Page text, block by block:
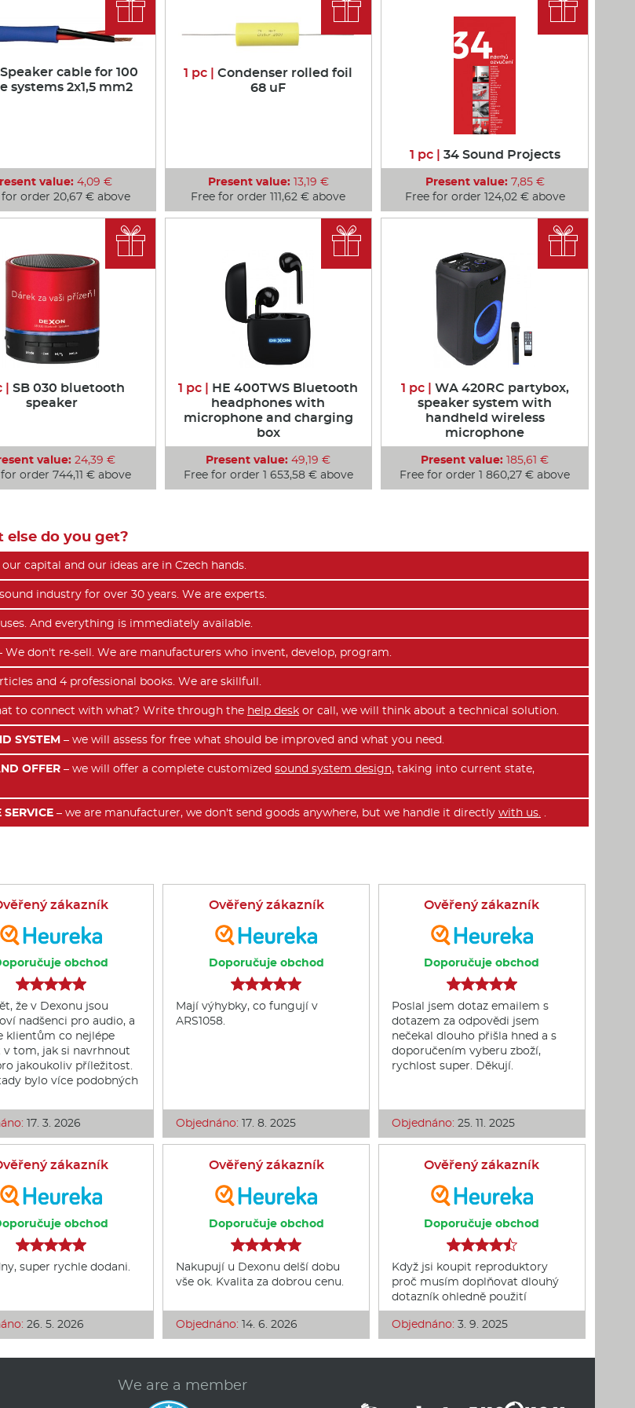
Speaker cable for 100
systems 2x1,5 mm2
value: 4,09 €
for order 20,67 € above

1 pc |Condenser rolled foil
68 uF
Present value:13,19 €
Free for order 111,62 € above

1 pc | 34 Sound Projects
Present value:7,85 €
Free for order 124,02 € above

|SB 030 bluetooth
speaker
value:24,39 €
order 744,11 € above

1 pc | HE 400TWS Bluetooth
headphones with
microphone and charging
box
Present value: 49,19 €
Free for order 1 653,58 € above

1 pc | WA 420RC partybox,
speaker system with
handheld wireless
microphone
Present value: 185,61 €
Free for order 1 860,27 € above

do you get?
capital and our ideas are in Czech hands.
industry for over 30 years. We are experts.
And everything is immediately available.
We don't re-sell. We are manufacturers who invent, develop, program.
and 4 professional books. We are skillfull.
to connect with what? Write through the help desk or call, we will think about a technical solution.
SYSTEM – we will assess for free what should be improved and what you need.
OFFER – we will offer a complete customized sound system design, taking into current state,
– we are manufacturer, we don't send goods anywhere, but we handle it directly with us. .
zákazník
obchod
že v Dexonu jsou
nadšenci pro audio, a
klientům co nejlépe
v tom, jak si navrhnout
jakoukoliv příležitost.
bylo více podobných
17. 3. 2026
Ověřený zákazník
Doporučuje obchod
Mají výhybky, co fungují v
ARS1058.
Objednáno: 17. 8. 2025
Ověřený zákazník
Doporučuje obchod
Poslal jsem dotaz emailem s
dotazem za odpovědi jsem
nečekal dlouho přišla hned a s
doporučením vyberu zboží,
rychlost super. Děkují.
Objednáno: 25. 11. 2025
zákazník
obchod
super rychle dodani.
26. 5. 2026
Ověřený zákazník
Doporučuje obchod
Nakupují u Dexonu delší dobu
vše ok. Kvalita za dobrou cenu.
Objednáno: 14. 6. 2026
Ověřený zákazník
Doporučuje obchod
Když jsi koupit reproduktory
proč musím doplňovat dlouhý
dotazník ohledně použití
Objednáno: 3. 9. 2025
We are a member